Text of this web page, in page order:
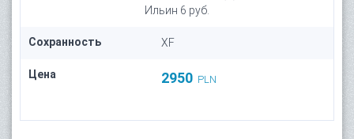
Ильин 6 руб.
Сохранность XF
Цена 2950 PLN